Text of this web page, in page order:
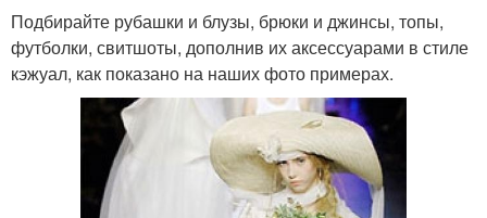
Подбирайте рубашки и блузы, брюки и джинсы, топы,
футболки, свитшоты, дополнив их аксессуарами в стиле
кэжуал, как показано на наших фото примерах.